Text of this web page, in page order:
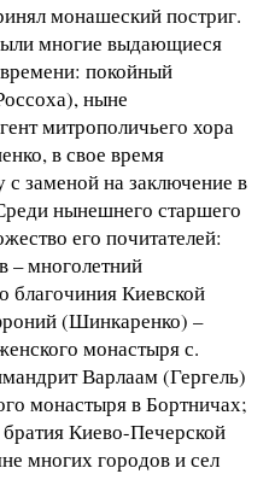
монашеский постриг.
многие выдающиеся
покойный
ныне
митрополичьего хора
в свое время
с заменой на заключение в
нынешнего старшего
его почитателей:
– многолетний
благочиния Киевской
(Шинкаренко) –
монастыря с.
Варлаам (Гергель)
монастыря в Бортничах;
Киево-Печерской
многих городов и сел